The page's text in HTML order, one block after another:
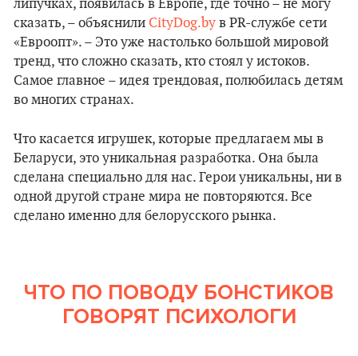
липучках, появилась в Европе, где точно – не могу
сказать, – объяснили CityDog.by в PR-службе сети
«Евроопт». – Это уже настолько большой мировой
тренд, что сложно сказать, кто стоял у истоков.
Самое главное – идея трендовая, полюбилась детям
во многих странах.
Что касается игрушек, которые предлагаем мы в
Беларуси, это уникальная разработка. Она была
сделана специально для нас. Герои уникальны, ни в
одной другой стране мира не повторяются. Все
сделано именно для белорусского рынка.
ЧТО ПО ПОВОДУ БОНСТИКОВ
ГОВОРЯТ ПСИХОЛОГИ